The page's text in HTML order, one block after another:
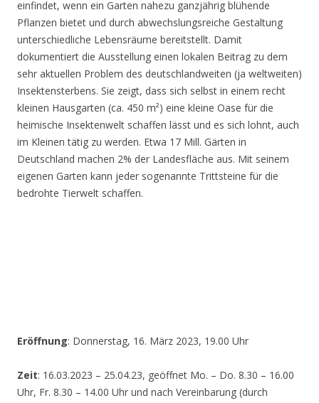
einfindet, wenn ein Garten nahezu ganzjährig blühende
Pflanzen bietet und durch abwechslungsreiche Gestaltung
unterschiedliche Lebensräume bereitstellt. Damit
dokumentiert die Ausstellung einen lokalen Beitrag zu dem
sehr aktuellen Problem des deutschlandweiten (ja weltweiten)
Insektensterbens. Sie zeigt, dass sich selbst in einem recht
kleinen Hausgarten (ca. 450 m²) eine kleine Oase für die
heimische Insektenwelt schaffen lässt und es sich lohnt, auch
im Kleinen tätig zu werden. Etwa 17 Mill. Gärten in
Deutschland machen 2% der Landesfläche aus. Mit seinem
eigenen Garten kann jeder sogenannte Trittsteine für die
bedrohte Tierwelt schaffen.
Eröffnung: Donnerstag, 16. März 2023, 19.00 Uhr
Zeit: 16.03.2023 – 25.04.23, geöffnet Mo. – Do. 8.30 – 16.00
Uhr, Fr. 8.30 – 14.00 Uhr und nach Vereinbarung (durch